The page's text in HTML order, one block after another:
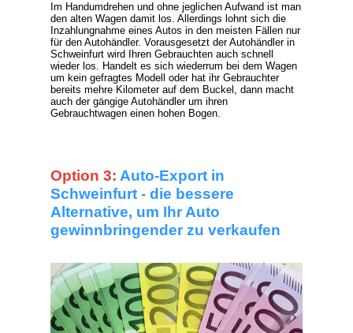
Im Handumdrehen und ohne jeglichen Aufwand ist man
den alten Wagen damit los. Allerdings lohnt sich die
Inzahlungnahme eines Autos in den meisten Fällen nur
für den Autohändler. Vorausgesetzt der Autohändler in
Schweinfurt wird Ihren Gebrauchten auch schnell
wieder los. Handelt es sich wiederrum bei dem Wagen
um kein gefragtes Modell oder hat ihr Gebrauchter
bereits mehre Kilometer auf dem Buckel, dann macht
auch der gängige Autohändler um ihren
Gebrauchtwagen einen hohen Bogen.
Option 3: Auto-Export in
Schweinfurt - die bessere
Alternative, um Ihr Auto
gewinnbringender zu verkaufen